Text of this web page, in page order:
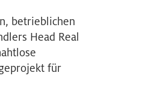
betrieblichen
Head Real
für